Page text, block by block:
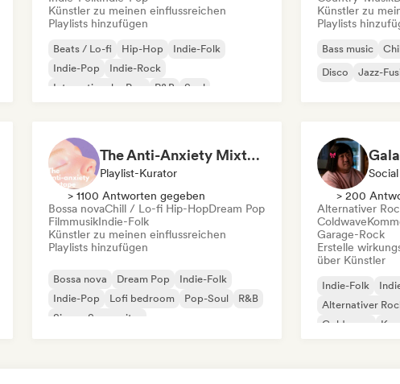
Künstler zu meinen einflussreichen
Playlists hinzufügen
Beats / Lo-fi Hip-Hop
Indie-Folk
Indie-Pop
Indie-Rock
Internationaler Pop
R&B Soul
Künstler zu
Playlists
Bass music
Disco
Jazz-
The Anti-Anxiety Mixtape
Playlist-Kurator
> 1100 Antworten gegeben
Bossa novaChill / Lo-fi Hip-HopDream Pop
FilmmusikIndie-Folk
Künstler zu meinen einflussreichen
Playlists hinzufügen
Bossa nova Dream Pop
Indie-Folk
Indie-Pop
Lofi bedroom Pop-Soul
R&B
Singer-Songwriter
> 200
Alternativer
Coldwave
Garage-Rock
Erstelle
über Künstler
Indie-Folk
Alternativer
Coldwave